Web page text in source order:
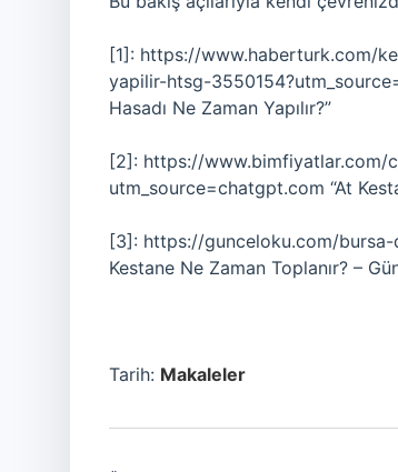
[1]: https://www.haberturk.com/
yapilir-htsg-
Hasadı Ne Zaman Yapılır?”
[2]: https://www.bimfiyatlar.com/
utm_source=chatgpt.com “At
[3]: https://gunceloku.com/bursa-
Kestane Ne Zaman Toplanır? –
Tarih: Makaleler